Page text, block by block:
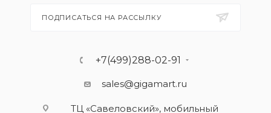
ПОДПИСАТЬСЯ НА РАССЫЛКУ
+7(499)288-02-91
sales@gigamart.ru
ТЦ «Савеловский», мобильный